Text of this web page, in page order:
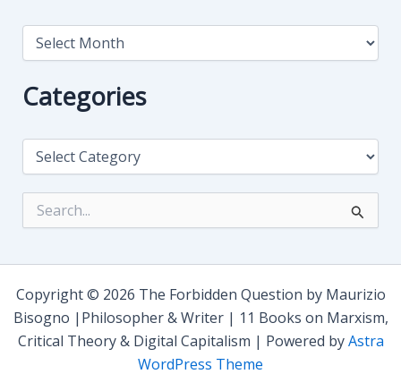
A
h
i
Categories
C
e
h
o
r
Copyright © 2026 The Forbidden Question by Maurizio
Bisogno |Philosopher & Writer | 11 Books on Marxism,
Critical Theory & Digital Capitalism | Powered byAstra
WordPress Theme